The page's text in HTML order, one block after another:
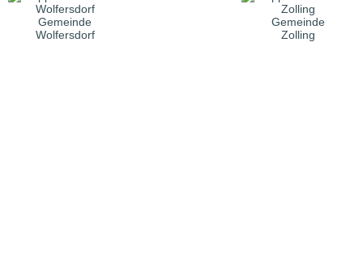
Gemeinde
Wolfersdorf
Gemeinde
Zolling